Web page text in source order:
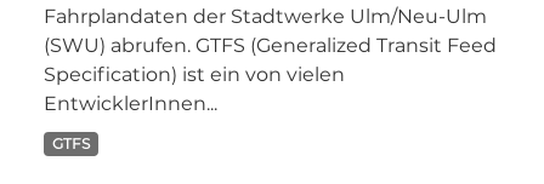
Fahrplandaten der Stadtwerke Ulm/Neu-Ulm
(SWU) abrufen. GTFS (Generalized Transit Feed
Specification) ist ein von vielen
EntwicklerInnen...
GTFS